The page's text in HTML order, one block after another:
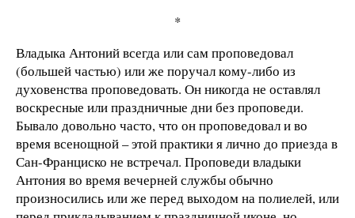
*
Владыка Антоний всегда или сам проповедовал
(большей частью) или же поручал кому-либо из
духовенства проповедовать. Он никогда не оставлял
воскресные или праздничные дни без проповеди.
Бывало довольно часто, что он проповедовал и во
время всенощной – этой практики я лично до приезда в
Сан-Франциско не встречал. Проповеди владыки
Антония во время вечерней службы обычно
произносились или же перед выходом на полиелей, или